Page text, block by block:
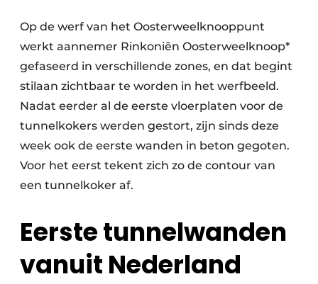
Op de werf van het Oosterweelknooppunt
werkt aannemer Rinkoniên Oosterweelknoop*
gefaseerd in verschillende zones, en dat begint
stilaan zichtbaar te worden in het werfbeeld.
Nadat eerder al de eerste vloerplaten voor de
tunnelkokers werden gestort, zijn sinds deze
week ook de eerste wanden in beton gegoten.
Voor het eerst tekent zich zo de contour van
een tunnelkoker af.
Eerste tunnelwanden
vanuit Nederland